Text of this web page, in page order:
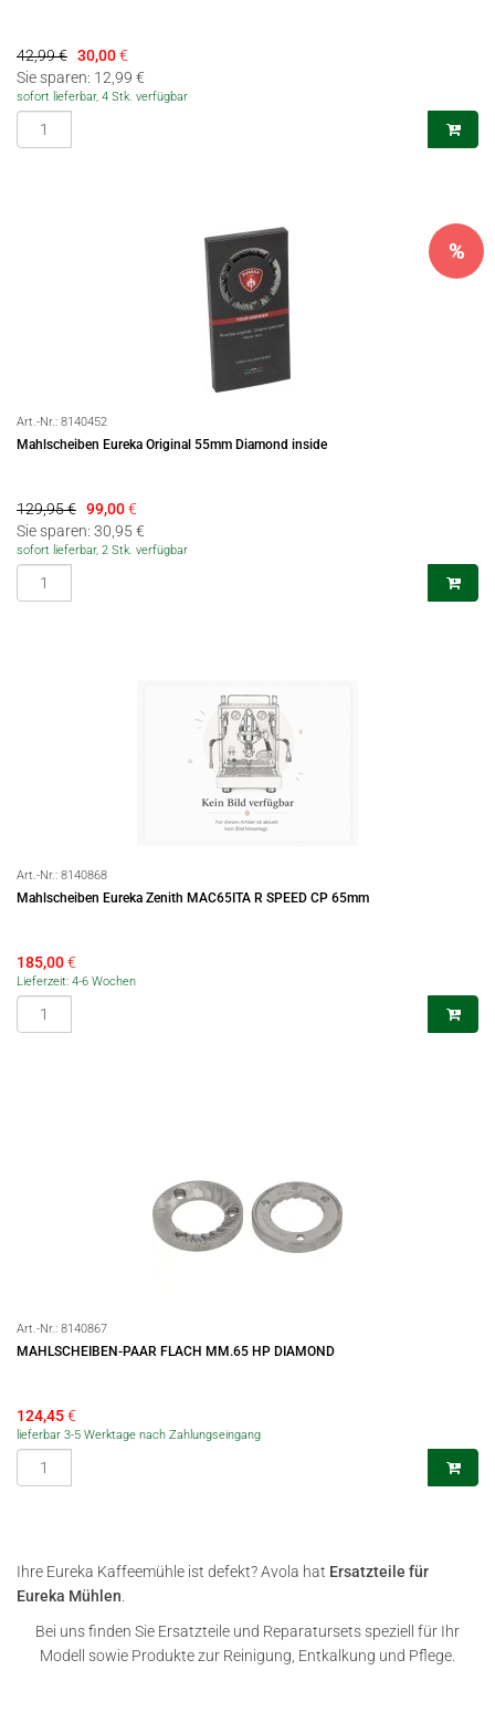
42,99 € 30,00€
Sie sparen: 12,99 €
sofort lieferbar, 4 Stk. verfügbar
Art.-Nr.: 8140452
Mahlscheiben Eureka Original 55mm Diamond inside
%
129,95 € 99,00€
Sie sparen: 30,95 €
sofort lieferbar, 2 Stk. verfügbar
Art.-Nr.: 8140868
Mahlscheiben Eureka Zenith MAC65ITA R SPEED CP 65mm
185,00€
Lieferzeit: 4-6 Wochen
Art.-Nr.: 8140867
MAHLSCHEIBEN-PAAR FLACH MM.65 HP DIAMOND
124,45€
lieferbar 3-5 Werktage nach Zahlungseingang
Ihre Eureka Kaffeemühle ist defekt? Avola hat Ersatzteile für
Eureka Mühlen
Bei uns finden Sie Ersatzteile und Reparatursets speziell für Ihr
Modell sowie Produkte zur Reinigung, Entkalkung und Pflege.